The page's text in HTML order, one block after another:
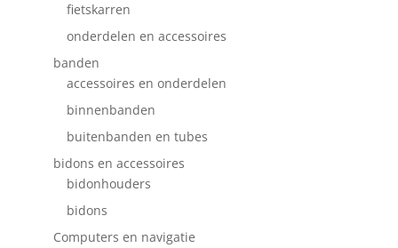
fietskarren
onderdelen en accessoires
banden
accessoires en onderdelen
binnenbanden
buitenbanden en tubes
bidons en accessoires
bidonhouders
bidons
Computers en navigatie